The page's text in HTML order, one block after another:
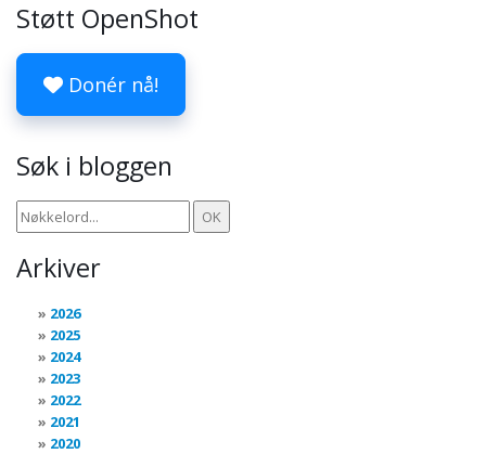
Støtt OpenShot
Donér nå!
Søk i bloggen
Arkiver
2026
2025
2024
2023
2022
2021
2020